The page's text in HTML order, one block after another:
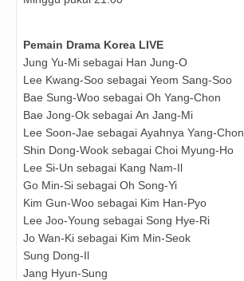
Pemain Drama Korea LIVE
Jung Yu-Mi sebagai Han Jung-O
Lee Kwang-Soo sebagai Yeom Sang-Soo
Bae Sung-Woo sebagai Oh Yang-Chon
Bae Jong-Ok sebagai An Jang-Mi
Lee Soon-Jae sebagai Ayahnya Yang-Chon
Shin Dong-Wook sebagai Choi Myung-Ho
Lee Si-Un sebagai Kang Nam-Il
Go Min-Si sebagai Oh Song-Yi
Kim Gun-Woo sebagai Kim Han-Pyo
Lee Joo-Young sebagai Song Hye-Ri
Jo Wan-Ki sebagai Kim Min-Seok
Sung Dong-Il
Jang Hyun-Sung